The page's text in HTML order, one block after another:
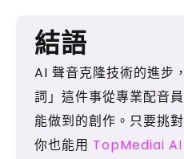
結語
AI 聲音克隆技術的進步
詞」這件事從專業配音
能做到的創作。只要挑
你也能用 TopMediai AI